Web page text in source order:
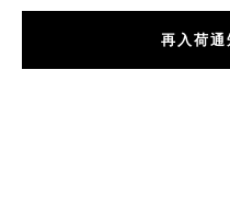
再入荷通